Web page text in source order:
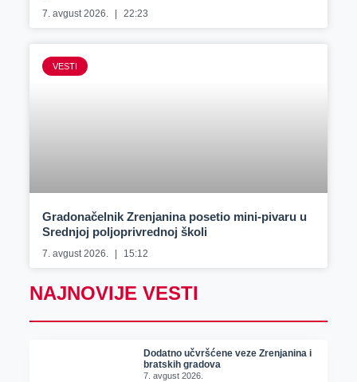
7. avgust 2026. 22:23
VESTI
Gradonačelnik Zrenjanina posetio mini-pivaru u
Srednjoj poljoprivrednoj školi
7. avgust 2026. 15:12
NAJNOVIJE VESTI
Dodatno učvršćene veze Zrenjanina i
bratskih gradova
7. avgust 2026.